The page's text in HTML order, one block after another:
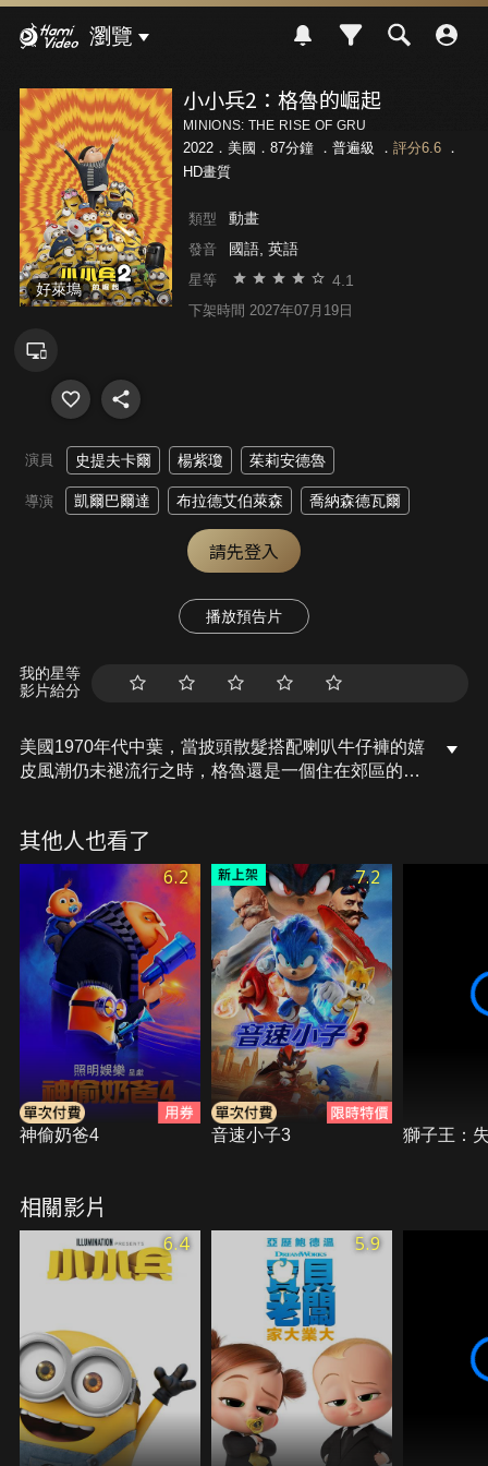
瀏覽
好萊塢
小小兵2：格魯的崛起
MINIONS: THE RISE OF GRU
2022．美國．87分鐘 ． 普遍級 ． 評分6.6．
HD畫質
類型 動畫
發音 國語, 英語
星等 4.1
下架時間 2027年07月19日
演員 史提夫卡爾 楊紫瓊 茱莉安德魯
導演 凱爾巴爾達 布拉德艾伯萊森 喬納森德瓦爾
請先登入
播放預告片
我的星等
影片給分
美國1970年代中葉，當披頭散髮搭配喇叭牛仔褲的嬉
皮風潮仍未褪流行之時，格魯還是一個住在郊區的小
夠壞然後加入他們。幸好他有一群忠心耿耿的追隨者
小小兵會幫助他大搞破壞。凱文、史都華、蘿蔔
和“拖拖”－一個新加入的小小兵，他還在帶牙套而且
超想要討他主子的歡心－他們非常有“笑”率地發揮他
們各種超ㄎ一ㄤ的技能，和格魯一起打造了他們的第
一個邪惡基地、測試他們發明的第一批武器，並且成
功完成了他們的第一項邪惡任務。
其他人也看了
6.2
神偷奶爸4
7.2
音速小子3 獅子王：
相關影片
6.4 5.9